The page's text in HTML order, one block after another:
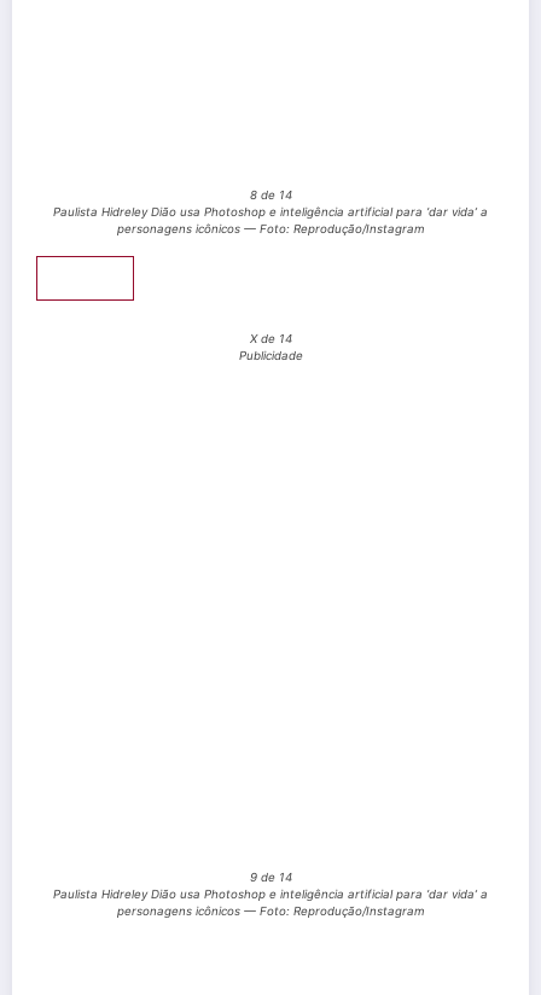
8 de 14
Paulista Hidreley Dião usa Photoshop e inteligência artificial para ‘dar vida’ a
personagens icônicos — Foto: Reprodução/Instagram
X de 14
Publicidade
9 de 14
Paulista Hidreley Dião usa Photoshop e inteligência artificial para ‘dar vida’ a
personagens icônicos — Foto: Reprodução/Instagram